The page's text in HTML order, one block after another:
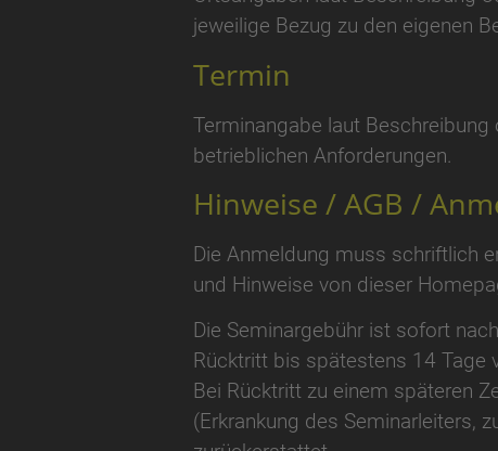
jeweilige Bezug zu den eigenen
Termin
Terminangabe laut
betrieblichen Anforderungen.
Hinweise / AGB /
Die Anmeldung muss schriftlich
und Hinweise von dieser
Die Seminargebühr ist sofort
Rücktritt bis spätestens 14 Tage
Bei Rücktritt zu einem späteren
(Erkrankung des Seminarleiters,